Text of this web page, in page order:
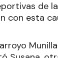
de
con esta